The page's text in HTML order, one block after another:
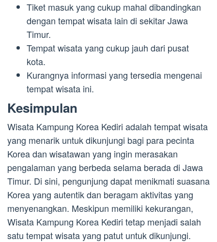
Tiket masuk yang cukup mahal dibandingkan
dengan tempat wisata lain di sekitar Jawa
Timur.
Tempat wisata yang cukup jauh dari pusat
kota.
Kurangnya informasi yang tersedia mengenai
tempat wisata ini.
Kesimpulan
Wisata Kampung Korea Kediri adalah tempat wisata
yang menarik untuk dikunjungi bagi para pecinta
Korea dan wisatawan yang ingin merasakan
pengalaman yang berbeda selama berada di Jawa
Timur. Di sini, pengunjung dapat menikmati suasana
Korea yang autentik dan beragam aktivitas yang
menyenangkan. Meskipun memiliki kekurangan,
Wisata Kampung Korea Kediri tetap menjadi salah
satu tempat wisata yang patut untuk dikunjungi.